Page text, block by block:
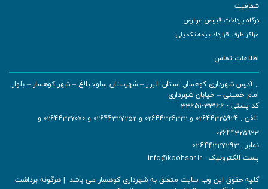
شفافیت
درگاه پرداخت قبوض عوارض
مراکز طرف قرارداد بیمه تکمیلی
اطلاعات تماس
:: آدرس شهرداری کوهسار: استان البرز – شهرستان ساوجبلاغ – شهر کوهسار – بلوار
امام خمینی – خیابان شهرداری
کد پستی : 33166-33651
تلفن : 02644325924 و 02644326322 و 02644327252 و 02644327070 و
02644325923
نمابر : 02644327293
پست الکترونیک : info@koohsar.ir
کلیه حقوق این وب سایت متعلق به شهرداری کوهسار می باشد. | هرگونه برداشت